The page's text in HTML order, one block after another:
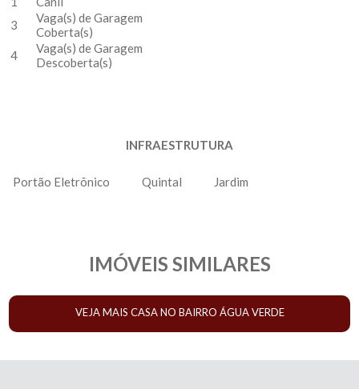
3
Vaga(s) de Garagem
Coberta(s)
4
Vaga(s) de Garagem
Descoberta(s)
INFRAESTRUTURA
Portão Eletrõnico Quintal Jardim
IMÓVEIS SIMILARES
VEJA MAIS CASA NO BAIRRO ÁGUA VERDE